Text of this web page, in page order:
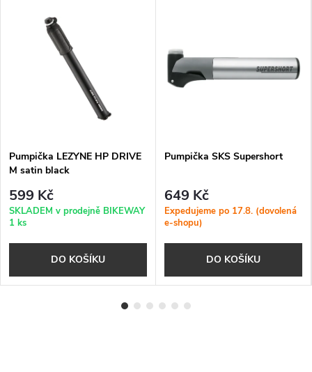
Pumpička LEZYNE HP DRIVE
M satin black
599 Kč
SKLADEM v prodejně BIKEWAY
1 ks
DO KOŠÍKU
Pumpička SKS Supershort
649 Kč
Expedujeme po 17.8. (dovolená
e-shopu)
DO KOŠÍKU